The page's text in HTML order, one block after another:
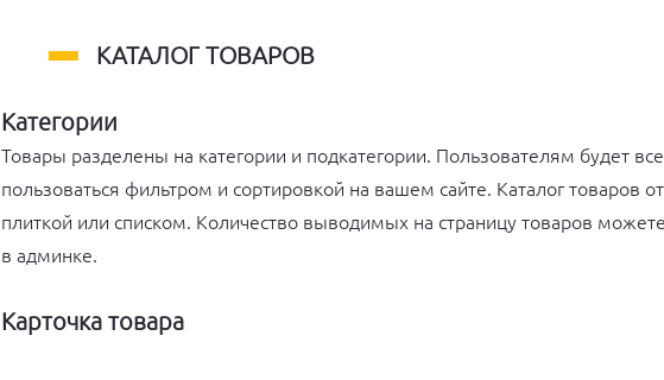
КАТАЛОГ ТОВАРОВ
Категории
Товары разделены на категории и подкатегории. Пользователям будет
пользоваться фильтром и сортировкой на вашем сайте. Каталог товаров
плиткой или списком. Количество выводимых на страницу товаров
в админке.
Карточка товара